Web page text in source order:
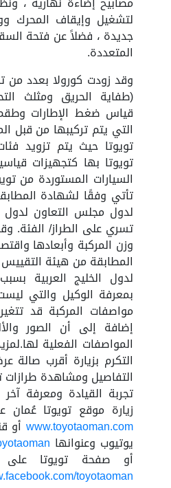
لتشغيل وإيقاف المحرك
جديدة ، فضلاً عن فتحة
المتعددة.
وقد زودت كورولا بعدد من
(طفاية الحريق ومثلث
قياس ضغط الإطارات وطقم
التي يتم تركيبها من قبل
تويوتا حيث يتم تزويد
تويوتا بها كتجهيزات
السيارات المستوردة من
تأتي وفقًا لشهادة
لدول مجلس التعاون لدول
تسري على الطراز/ الفئة.
وزن المركبة وأبعادها
المطابقة من هيئة
لدول الخليج العربية
بمعرفة الوكيل والتي
مواصفات المركبة قد
إضافة إلى أن الصور
المواصفات الفعلية
التكرم بزيارة أقرب صالة
التفاصيل ومشاهدة طرازات
تجربة القيادة ومعرفة آخر
زيارة موقع تويوتا عُمان
www.toyotaoman.com أو
يوتيوب وعنوانها
أو صفحة تويوتا على
toyotaoman